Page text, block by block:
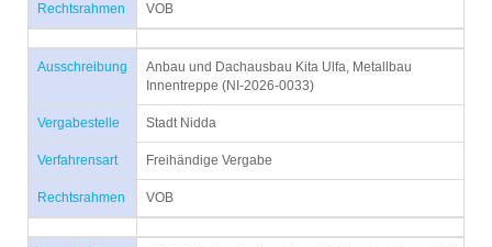
Rechtsrahmen VOB
Ausschreibung
Anbau und Dachausbau Kita Ulfa, Metallbau
Innentreppe (NI-2026-0033)
Vergabestelle Stadt Nidda
Verfahrensart Freihändige Vergabe
Rechtsrahmen VOB